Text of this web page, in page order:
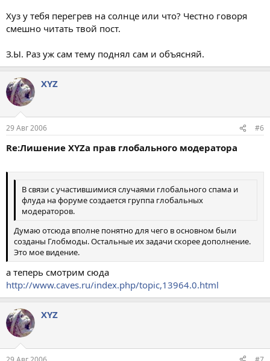
Хуз у тебя перегрев на солнце или что? Честно говоря
смешно читать твой пост.
З.Ы. Раз уж сам тему поднял сам и объясняй.
XYZ
29 Авг 2006 #6
Re:Лишение XYZа прав глобального модератора
В связи с участившимися случаями глобального спама и
флуда на форуме создается группа глобальных
модераторов.
Думаю отсюда вполне понятно для чего в основном были
созданы Глобмоды. Остальные их задачи скорее дополнение.
Это мое видение.
а теперь смотрим сюда
http://www.caves.ru/index.php/topic,13964.0.html
XYZ